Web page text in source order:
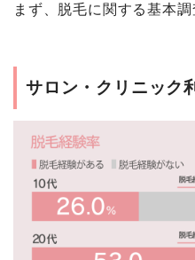
まず、脱毛に関する基本調
サロン・クリニック